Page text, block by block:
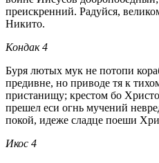
преискренний. Радуйся,
Никито.
Кондак 4
Буря лютых мук не потопи
предивне, но приводе тя к
пристанищу; крестом бо
прешел еси огнь мучений
покой, идеже сладце поеши
Икос 4